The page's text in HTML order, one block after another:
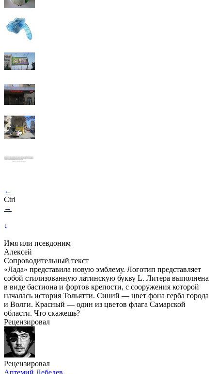
←
Ctrl
→
↓
Имя или псевдоним
Алексей
Сопроводительный текст
«Лада» представила новую эмблему. Логотип представляет
собой стилизованную латинскую букву L. Литера выполнена
в виде бастиона и фортов крепости, с сооружения которой
началась история Тольятти. Синий — цвет фона герба города
и Волги. Красный — один из цветов флага Самарской
области. Что скажешь?
Рецензировал
Рецензировал
Артемий Лебедев